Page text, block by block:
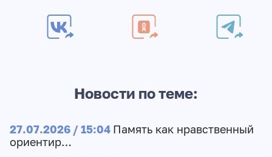
Новости по теме:
27.07.2026 / 15:04 Память как нравственный
ориентир…